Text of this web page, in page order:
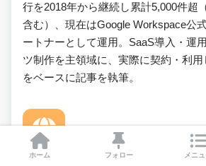
行を2018年から継続し累計5,000件超
含む）、現在はGoogle Workspace公
ートナーとして運用。SaaS導入・運
ツ制作を主領域に、実際に契約・利
をベースに記事を執筆。
Website
ホーム フォロー メニ